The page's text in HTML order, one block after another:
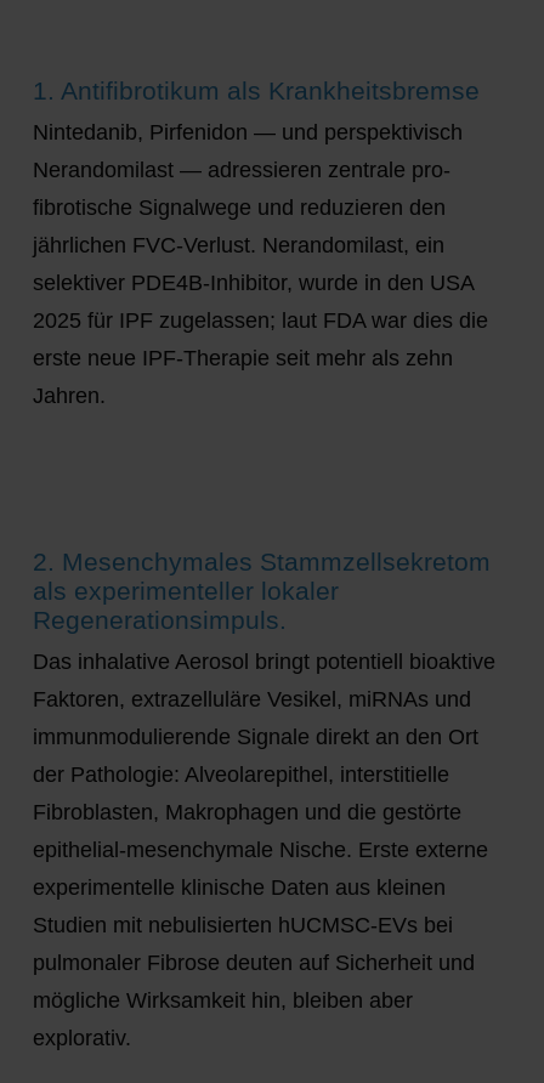
1. Antifibrotikum als Krankheitsbremse
Nintedanib, Pirfenidon — und perspektivisch
Nerandomilast — adressieren zentrale pro-
fibrotische Signalwege und reduzieren den
jährlichen FVC-Verlust. Nerandomilast, ein
selektiver PDE4B-Inhibitor, wurde in den USA
2025 für IPF zugelassen; laut FDA war dies die
erste neue IPF-Therapie seit mehr als zehn
Jahren.
2. Mesenchymales Stammzellsekretom
als experimenteller lokaler
Regenerationsimpuls.
Das inhalative Aerosol bringt potentiell bioaktive
Faktoren, extrazelluläre Vesikel, miRNAs und
immunmodulierende Signale direkt an den Ort
der Pathologie: Alveolarepithel, interstitielle
Fibroblasten, Makrophagen und die gestörte
epithelial-mesenchymale Nische. Erste externe
experimentelle klinische Daten aus kleinen
Studien mit nebulisierten hUCMSC-EVs bei
pulmonaler Fibrose deuten auf Sicherheit und
mögliche Wirksamkeit hin, bleiben aber
explorativ.